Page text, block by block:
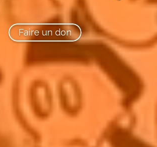
Faire un don